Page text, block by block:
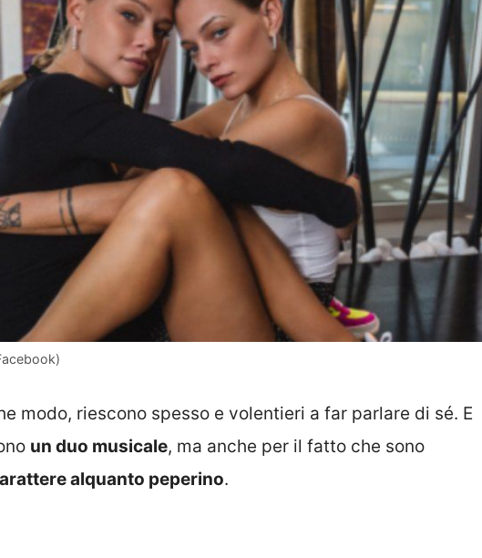
modo, riescono spesso e volentieri a far parlare di sé. E
un duo musicale, ma anche per il fatto che sono
alquanto peperino.